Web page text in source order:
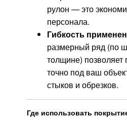
рулон — это
персонала.
Гибкость
размерный ряд (по
толщине) позволяет
точно под ваш
стыков и обрезков.
Где использовать